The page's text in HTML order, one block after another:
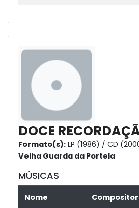
DOCE
Formato(s): LP (1986) / CD
Velha Guarda da Portela
MÚSICAS
Nome